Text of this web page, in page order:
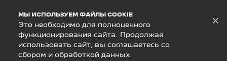
МЫ ИСПОЛЬЗУЕМ ФАЙЛЫ COOKIE
Это необходимо для полноценного
функционирования сайта. Продолжая
использовать сайт, вы соглашаетесь со
сбором и обработкой данных.
×